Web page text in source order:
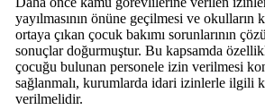
yayılmasının önüne geçilmesi ve okulların
ortaya çıkan çocuk bakımı sorunlarının
sonuçlar doğurmuştur. Bu kapsamda
çocuğu bulunan personele izin verilmesi
sağlanmalı, kurumlarda idari izinlerle ilgili
verilmelidir.